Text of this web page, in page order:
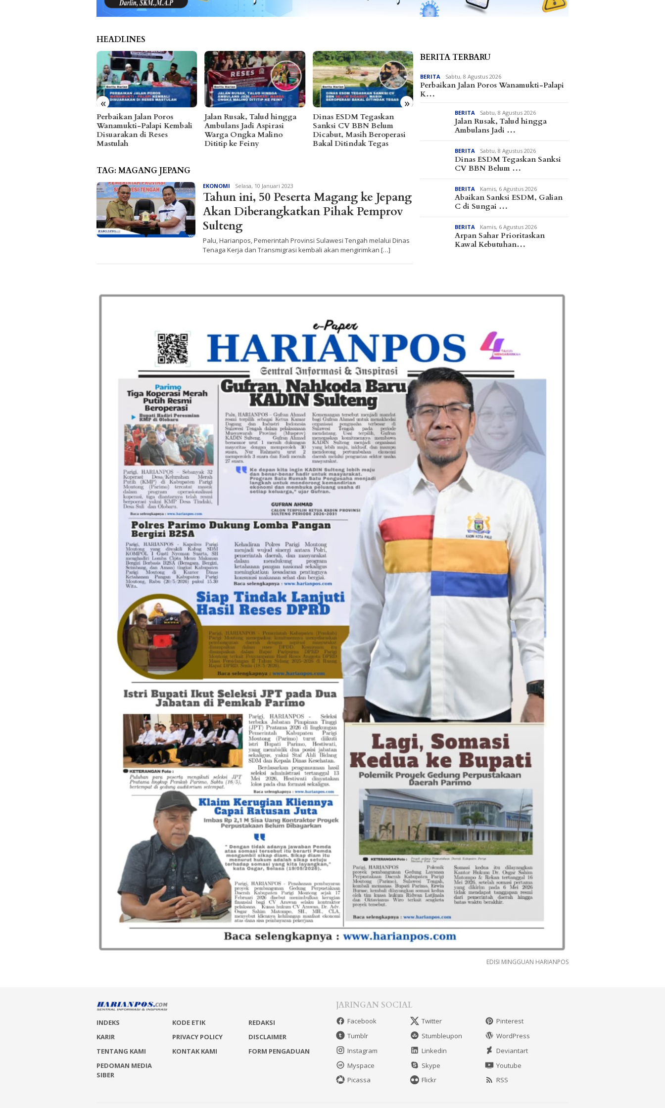
HEADLINES
« »
Jalan Rusak, Talud hingga
Ambulans Jadi Aspirasi
Warga Ongka Malino
Dititip ke Feiny
Dinas ESDM Tegaskan
Sanksi CV BBN Belum
Dicabut, Masih Beroperasi
Bakal Ditindak Tegas
Abaikan Sanksi ESDM,
Galian C di Sungai Baliara
Terus Beroperasi
Arpan Sahar Prioritaskan
Kawal Kebutuhan Dasar
Warga Pesisir di Tengah
Pribadi
TAG: MAGANG JEPANG
EKONOMI Redaksi
Selasa, 10 Januari 2023
Tahun ini, 50 Peserta Magang ke Jepang
Akan Diberangkatkan Pihak Pemprov
Sulteng
Palu, Harianpos, Pemerintah Provinsi Sulawesi Tengah melalui Dinas
Tenaga Kerja dan Transmigrasi kembali akan mengirimkan […]
BERITA TERBARU
BERITA Sabtu, 8 Agustus 2026
Perbaikan Jalan Poros Wanamukti-Palapi
K…
BERITA Sabtu, 8 Agustus 2026
Jalan Rusak, Talud hingga
Ambulans Jadi …
BERITA Sabtu, 8 Agustus 2026
Dinas ESDM Tegaskan Sanksi
CV BBN Belum …
BERITA Kamis, 6 Agustus 2026
Abaikan Sanksi ESDM, Galian
C di Sungai …
BERITA Kamis, 6 Agustus 2026
Arpan Sahar Prioritaskan
Kawal Kebutuhan…
EDISI MINGGUAN HARIANPOS
INDEKS KODE ETIK
REDAKSI
KARIR
PRIVACY POLICY
DISCLAIMER
TENTANG KAMI
KONTAK KAMI
FORM PENGADUAN
PEDOMAN MEDIA
SIBER
JARINGAN SOCIAL
Facebook Twitter
Pinterest
Tumblr
Stumbleupon
WordPress
Instagram
Linkedin
Deviantart
Myspace
Skype
Youtube
Picassa
Flickr RSS